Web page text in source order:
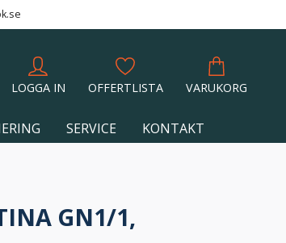
LOGGA IN OFFERTLISTA VARUKORG
SERVICE KONTAKT
GN1/1,